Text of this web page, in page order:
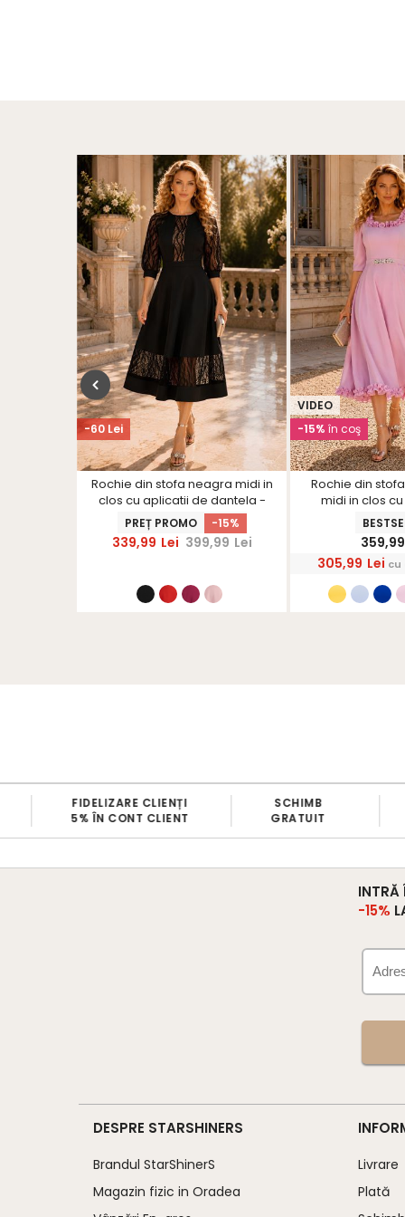
-60 Lei
Rochie din stofa neagra midi in
clos cu aplicatii de dantela -
StarShinerS
PREȚ PROMO -15%
339,99 Lei 399,99 Lei
-15% în coş
VIDEO
Rochie din
midi in clos
359,99
305,99 Lei cu
FIDELIZARE CLIENȚI
5% ÎN CONT CLIENT
SCHIMB
GRATUIT
INTRĂ
-15%
DESPRE STARSHINERS
Brandul StarShinerS
Magazin fizic in Oradea
Livrare
Plată